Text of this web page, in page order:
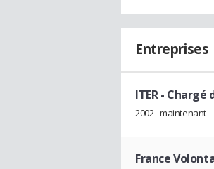
Entreprises
ITER- Chargé
2002 - maintenant
France